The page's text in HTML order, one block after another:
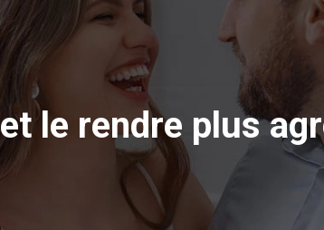
le rendre plus